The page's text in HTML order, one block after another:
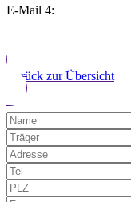
E-Mail 4:
Zurück zur Übersicht